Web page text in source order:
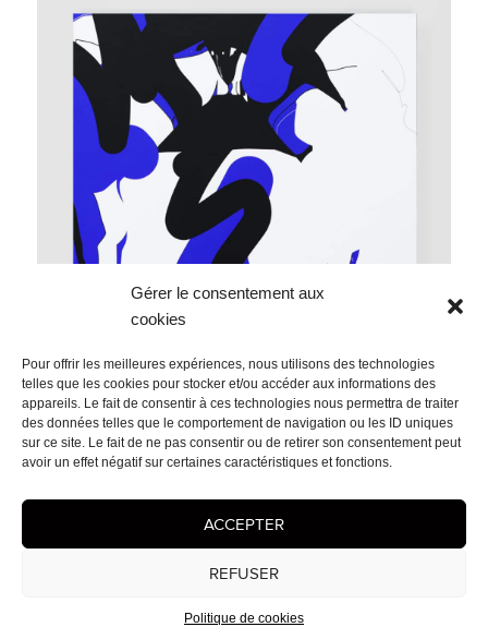
Gérer le consentement aux
cookies
Pour offrir les meilleures expériences, nous utilisons des technologies
telles que les cookies pour stocker et/ou accéder aux informations des
appareils. Le fait de consentir à ces technologies nous permettra de traiter
des données telles que le comportement de navigation ou les ID uniques
sur ce site. Le fait de ne pas consentir ou de retirer son consentement peut
avoir un effet négatif sur certaines caractéristiques et fonctions.
ACCEPTER
REFUSER
Politique de cookies
Extase.B 3 120×120 2019
Extase.B 2 120×120 2019
Mentions légales- © 2026 Cédrix Crespel — Peintre